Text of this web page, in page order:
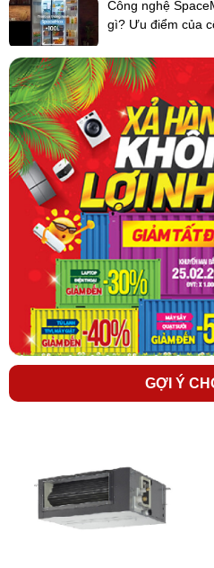
Công nghệ
gì? Ưu điểm của
GỢI Ý